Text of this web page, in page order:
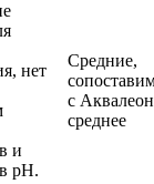
нет
и
рН.
Средние,
с
среднее